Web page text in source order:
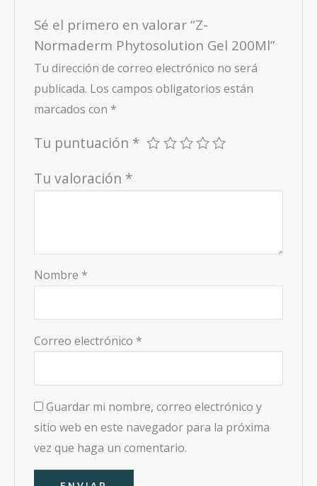
Sé el primero en valorar “Z-
Normaderm Phytosolution Gel 200Ml”
Tu dirección de correo electrónico no será
publicada. Los campos obligatorios están
marcados con *
Tu puntuación *
Tu valoración *
Nombre *
Correo electrónico *
Guardar mi nombre, correo electrónico y
sitio web en este navegador para la próxima
vez que haga un comentario.